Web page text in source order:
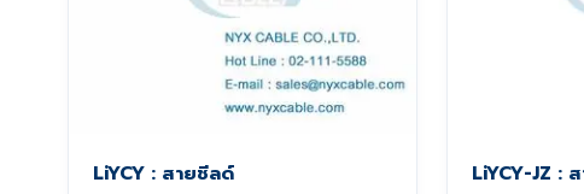
LiYCY : สายชีลด์ LiYCY-JZ :